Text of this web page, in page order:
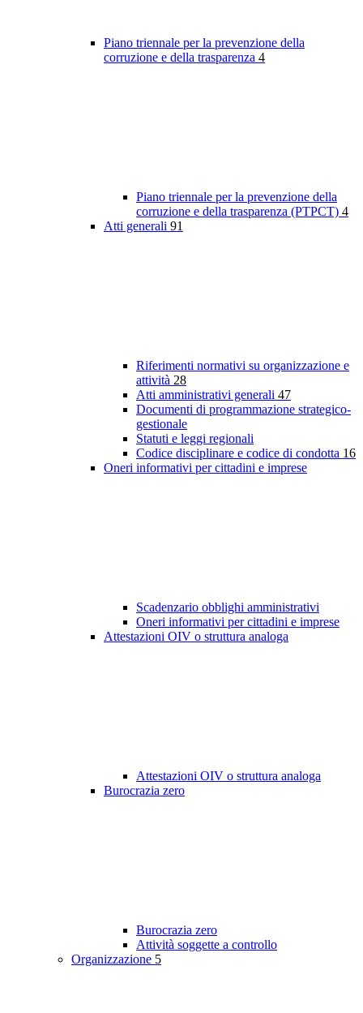
Piano triennale per la prevenzione della
corruzione e della trasparenza 4
Piano triennale per la prevenzione della
corruzione e della trasparenza (PTPCT) 4
Atti generali 91
Riferimenti normativi su organizzazione e
attività 28
Atti amministrativi generali 47
Documenti di programmazione strategico-
gestionale
Statuti e leggi regionali
Codice disciplinare e codice di condotta 16
Oneri informativi per cittadini e imprese
Scadenzario obblighi amministrativi
Oneri informativi per cittadini e imprese
Attestazioni OIV o struttura analoga
Attestazioni OIV o struttura analoga
Burocrazia zero
Burocrazia zero
Attività soggette a controllo
Organizzazione 5